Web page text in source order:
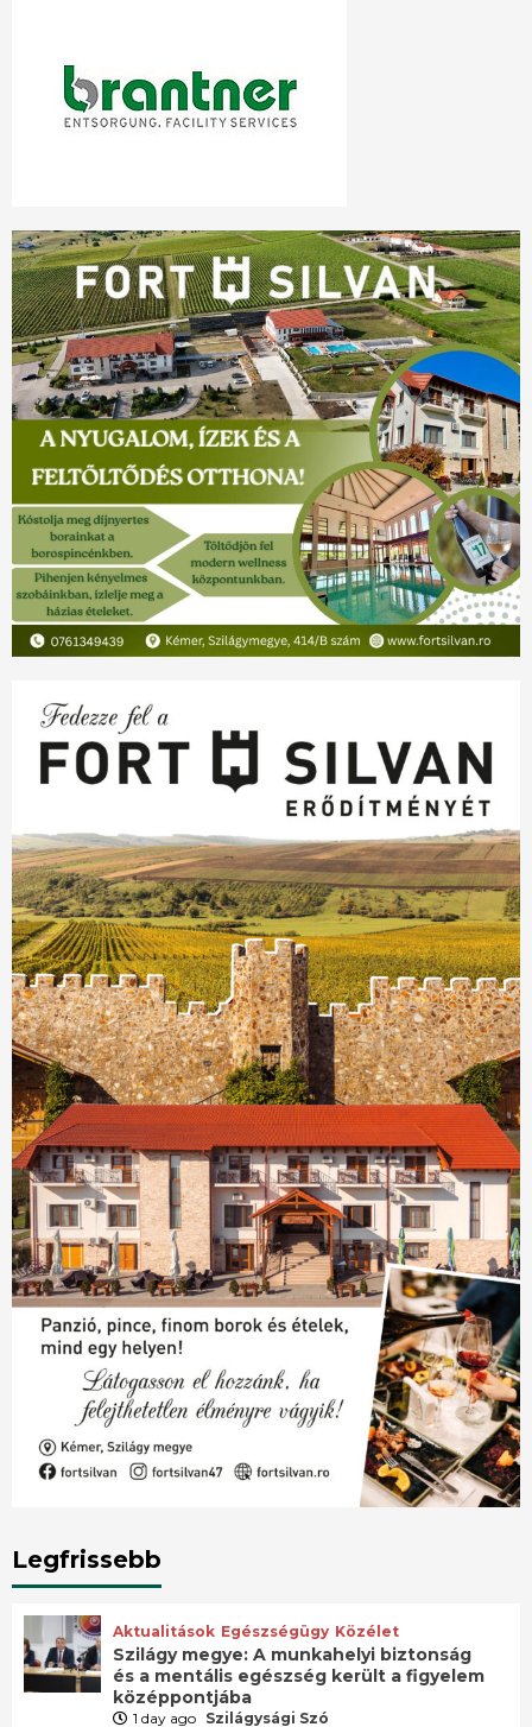
Legfrissebb
Aktualitások Egészségügy Közélet
Szilágy megye: A munkahelyi biztonság
és a mentális egészség került a figyelem
középpontjába
1 day ago Szilágysági Szó